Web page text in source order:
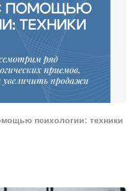
психологии: техники